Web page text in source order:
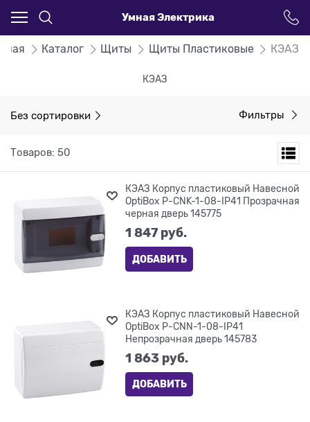
Умная Электрика
Каталог Щиты Щиты Пластиковые КЭАЗ
КЭАЗ
Без сортировки Фильтры
Товаров: 50
КЭАЗ Корпус пластиковый Навесной
OptiBox P-CNK-1-08-IP41 Прозрачная
черная дверь 145775
1 847 руб.
ДОБАВИТЬ
КЭАЗ Корпус пластиковый Навесной
OptiBox P-CNN-1-08-IP41
Непрозрачная дверь 145783
1 863 руб.
ДОБАВИТЬ